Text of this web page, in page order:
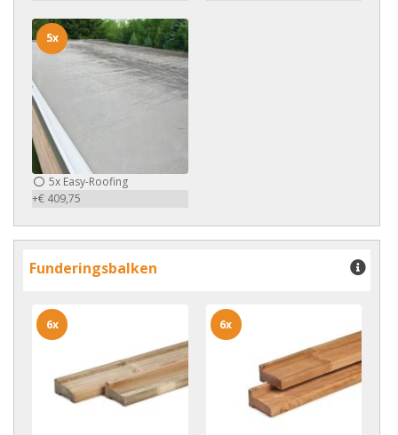
5x Easy-Roofing
+€ 409,75
5x
Funderingsbalken
6x 6x